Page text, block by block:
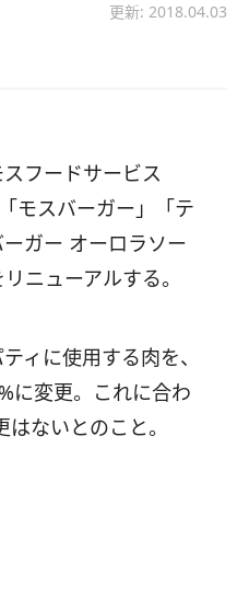
更新: 2018.04.03
フードサービス
モスバーガー」「テ
ガー オーロラソー
ニューアルする。
ィに使用する肉を、
に変更。これに合わ
ないとのこと。